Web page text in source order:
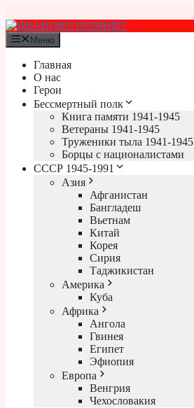
к
содержимому
Меню
Главная
О нас
Герои
Бессмертный полк
Книга памяти 1941-1945
Ветераны 1941-1945
Труженики тыла 1941-1945
Борцы с националистами
СССР 1945-1991
Азия
Афганистан
Бангладеш
Вьетнам
Китай
Корея
Сирия
Таджикистан
Америка
Куба
Африка
Ангола
Гвинея
Египет
Эфиопия
Европа
Венгрия
Чехословакия